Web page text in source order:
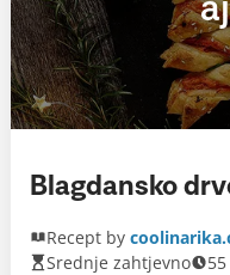
Blagdansko
Recept by
Srednje zahtjevno